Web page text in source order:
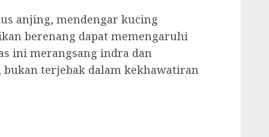
anjing, mendengar kucing
berenang dapat memengaruhi
ini merangsang indra dan
terjebak dalam kekhawatiran